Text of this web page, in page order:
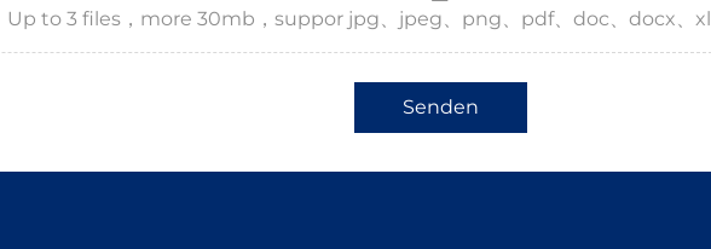
Up to 3 files，more 30mb，suppor jpg、jpeg、png、pdf、doc、docx、
Senden